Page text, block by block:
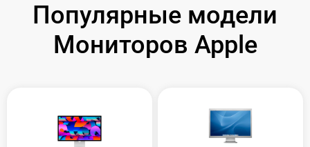
Популярные модели
Мониторов Apple